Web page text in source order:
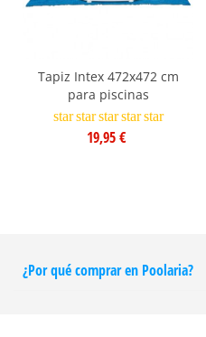
Tapiz Intex 472x472 cm
para piscinas
star star star star star
19,95 €
¿Por qué comprar en Poolaria?